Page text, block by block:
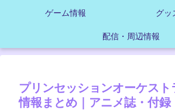
ゲーム情報 グッ
配信・周辺情報
プリンセッションオーケスト
情報まとめ｜アニメ誌・付録